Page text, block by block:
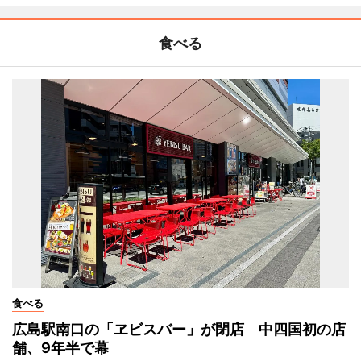
食べる
食べる
広島駅南口の「ヱビスバー」が閉店 中四国初の店
舗、9年半で幕